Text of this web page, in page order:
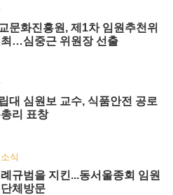
문화진흥원, 제1차 임원추천위
…심중근 위원장 선출
대 심원보 교수, 식품안전 공로
리 표창
식
규범을 지킨...동서울종회 임원
체방문